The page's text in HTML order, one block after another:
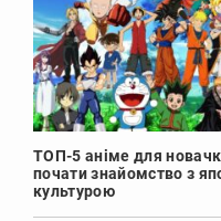
ТОП-5 аніме для
почати знайомство з
культурою